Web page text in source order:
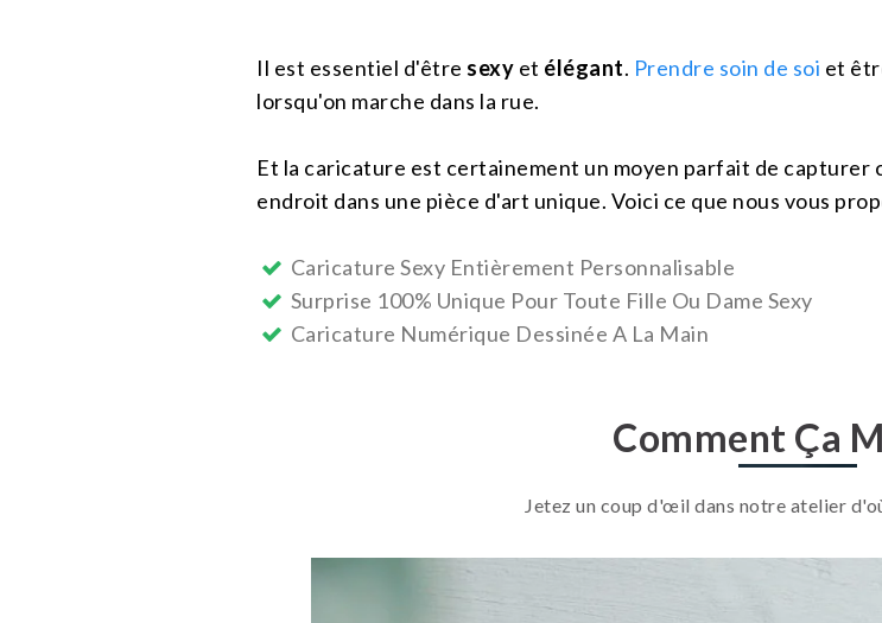
Il est essentiel d'être sexy et élégant. Prendre soin de soi et
lorsqu'on marche dans la rue.
Et la caricature est certainement un moyen parfait de capturer
endroit dans une pièce d'art unique. Voici ce que nous vous
Caricature Sexy Entièrement Personnalisable
Surprise 100% Unique Pour Toute Fille Ou Dame Sexy
Caricature Numérique Dessinée A La Main
Comment Ça
Jetez un coup d'œil dans notre atelier